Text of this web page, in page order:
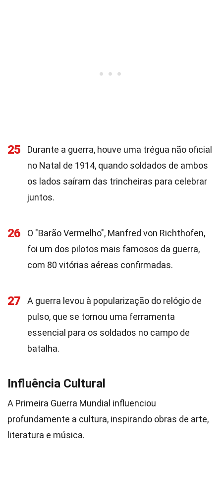
25
Durante a guerra, houve uma trégua não oficial
no Natal de 1914, quando soldados de ambos
os lados saíram das trincheiras para celebrar
juntos.
26
O "Barão Vermelho", Manfred von Richthofen,
foi um dos pilotos mais famosos da guerra,
com 80 vitórias aéreas confirmadas.
27
A guerra levou à popularização do relógio de
pulso, que se tornou uma ferramenta
essencial para os soldados no campo de
batalha.
Influência Cultural
A Primeira Guerra Mundial influenciou
profundamente a cultura, inspirando obras de arte,
literatura e música.